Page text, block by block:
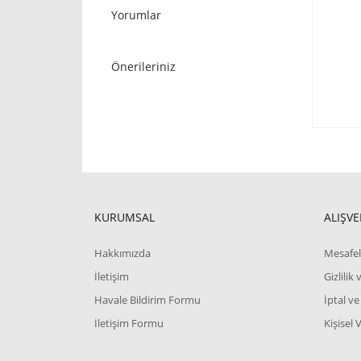
Yorumlar
Önerileriniz
KURUMSAL
Hakkımızda
İletişim
Havale Bildirim Formu
İletişim Formu
Gizlilik
İptal ve
Kişisel